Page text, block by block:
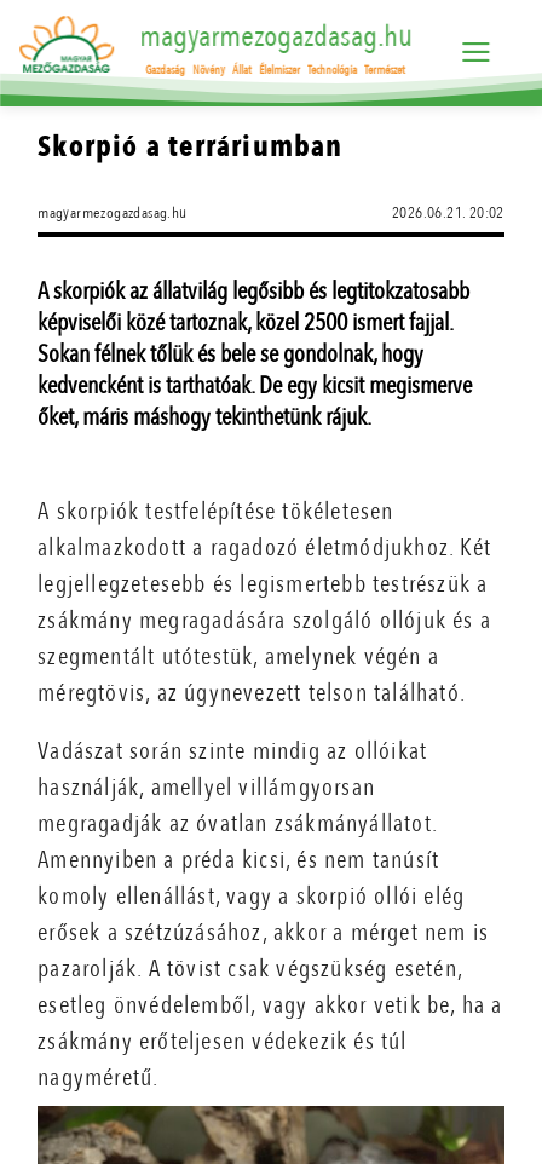
magyarmezogazdasag.hu
Gazdaság Növény Állat Élelmiszer Technológia Természet
Skorpió a terráriumban
magyarmezogazdasag.hu 2026.06.21. 20:02
A skorpiók az állatvilág legősibb és legtitokzatosabb
képviselői közé tartoznak, közel 2500 ismert fajjal.
Sokan félnek tőlük és bele se gondolnak, hogy
kedvencként is tarthatóak. De egy kicsit megismerve
őket, máris máshogy tekinthetünk rájuk.
A skorpiók testfelépítése tökéletesen
alkalmazkodott a ragadozó életmódjukhoz. Két
legjellegzetesebb és legismertebb testrészük a
zsákmány megragadására szolgáló ollójuk és a
szegmentált utótestük, amelynek végén a
méregtövis, az úgynevezett telson található.
Vadászat során szinte mindig az ollóikat
használják, amellyel villámgyorsan
megragadják az óvatlan zsákmányállatot.
Amennyiben a préda kicsi, és nem tanúsít
komoly ellenállást, vagy a skorpió ollói elég
erősek a szétzúzásához, akkor a mérget nem is
pazarolják. A tövist csak végszükség esetén,
esetleg önvédelemből, vagy akkor vetik be, ha a
zsákmány erőteljesen védekezik és túl
nagyméretű.